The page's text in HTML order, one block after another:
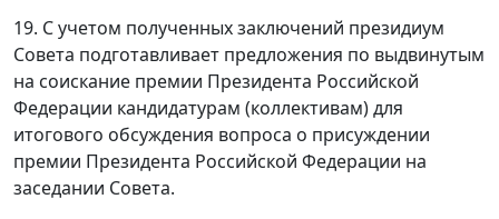
19. С учетом полученных заключений президиум
Совета подготавливает предложения по выдвинутым
на соискание премии Президента Российской
Федерации кандидатурам (коллективам) для
итогового обсуждения вопроса о присуждении
премии Президента Российской Федерации на
заседании Совета.